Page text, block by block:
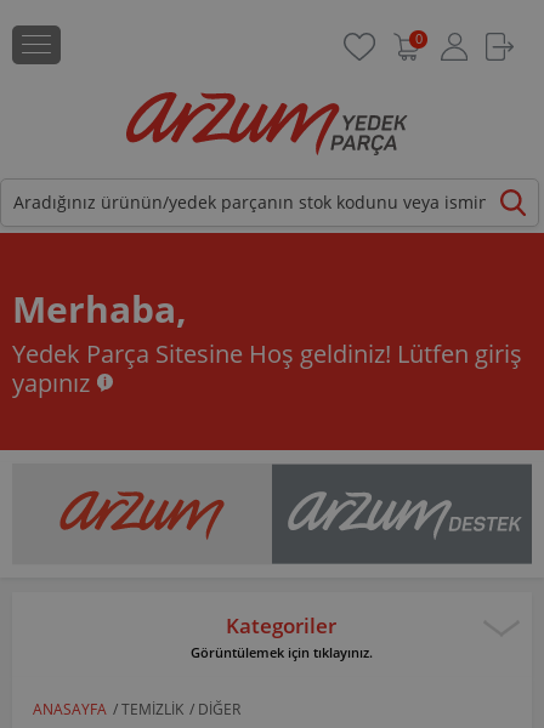
0
Merhaba,
Yedek Parça Sitesine Hoş geldiniz! Lütfen giriş
yapınız
Kategoriler
Görüntülemek için tıklayınız.
ANASAYFA /TEMIZLIK / DIĞER